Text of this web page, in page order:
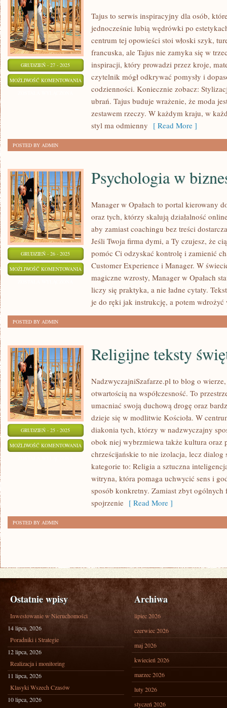
GRUDZIEŃ - 27 - 2025
MOŻLIWOŚĆ KOMENTOWANIA TAJUS
Tajus to serwis inspiracyjny dla osób,
jednocześnie lubią wędrówki po
centrum tej opowieści stoi włoski szyk,
francuska, ale Tajus nie zamyka się w
inspiracji, który prowadzi przez kroje,
czytelnik mógł odkrywać pomysły i
codzienności. Koniecznie zobacz:
ubrań. Tajus buduje wrażenie, że moda
zestawem rzeczy. W każdym kraju, w
styl ma odmienny [ Read More ]
POSTED BY ADMIN
GRUDZIEŃ - 26 - 2025
MOŻLIWOŚĆ KOMENTOWANIA PSYCHOLOGIA
BIZNESIE
Psychologia w
Manager w Opałach to portal kierowany
oraz tych, którzy skalują działalność
aby zamiast coachingu bez treści
Jeśli Twoja firma dymi, a Ty czujesz, że
pomóc Ci odzyskać kontrolę i zamienić
Customer Experience i Manager. W
magiczne wzrosty, Manager w Opałach
liczy się praktyka, a nie ładne cytaty.
je do ręki jak instrukcję, a potem wdrożyć
POSTED BY ADMIN
GRUDZIEŃ - 25 - 2025
MOŻLIWOŚĆ KOMENTOWANIA RELIGIJNE
TEKSTY
ŚWIĘTE
Religijne teksty
NadzwyczajniSzafarze.pl to blog o
otwartością na współczesność. To
umacniać swoją duchową drogę oraz
dzieje się w modlitwie Kościoła. W
diakonia tych, którzy w nadzwyczajny
obok niej wybrzmiewa także kultura oraz
chrześcijańskie to nie izolacja, lecz dialog
kategorie to: Religia a sztuczna
witryna, która pomaga uchwycić sens i
sposób konkretny. Zamiast zbyt ogólnych
spojrzenie [ Read More ]
POSTED BY ADMIN
Ostatnie wpisy
Inwestowanie w Nieruchomości
14 lipca, 2026
Poradniki i Strategie
12 lipca, 2026
Realizacja i monitoring
11 lipca, 2026
Klasyki Wszech Czasów
10 lipca, 2026
Archiwa
lipiec 2026
czerwiec 2026
maj 2026
kwiecień 2026
marzec 2026
luty 2026
styczeń 2026